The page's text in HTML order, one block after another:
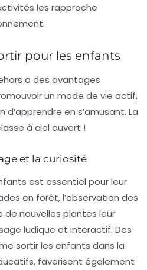
les rapproche
pour les enfants
a des avantages
un mode de vie actif,
d’apprendre en s’amusant. La
à ciel ouvert !
et la curiosité
est essentiel pour leur
en forêt, l’observation des
de nouvelles plantes leur
ludique et interactif. Des
sortir les enfants dans la
favorisent également